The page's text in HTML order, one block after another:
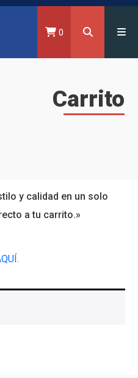
0
Carrito
y calidad en un solo
a tu carrito.»